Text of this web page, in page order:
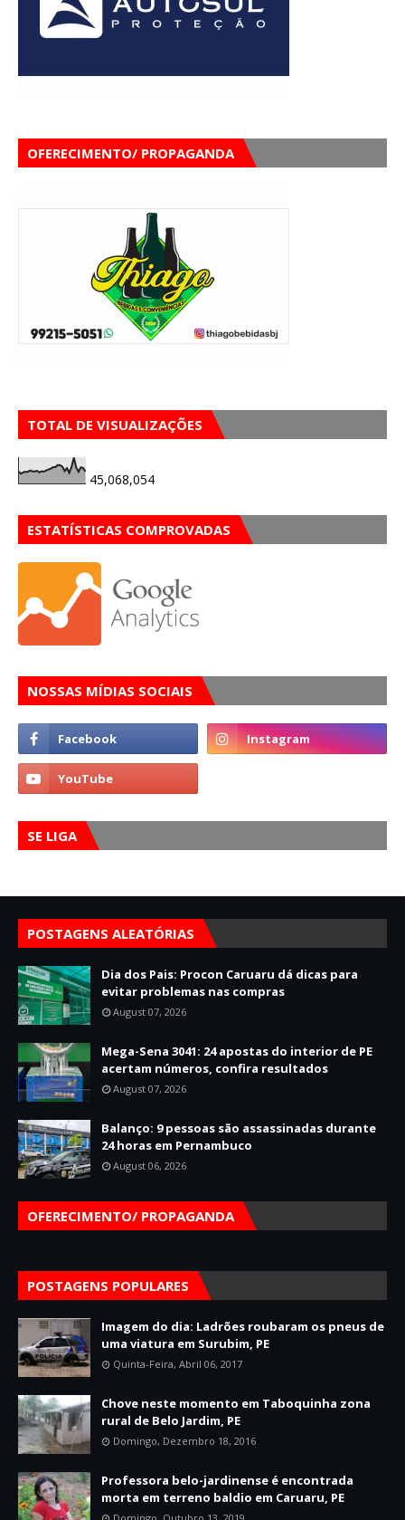
OFERECIMENTO/ PROPAGANDA
TOTAL DE VISUALIZAÇÕES
45,068,054
ESTATÍSTICAS COMPROVADAS
NOSSAS MÍDIAS SOCIAIS
SE LIGA
POSTAGENS ALEATÓRIAS
Dia dos Pais: Procon Caruaru dá dicas para
evitar problemas nas compras
August 07, 2026
Mega-Sena 3041: 24 apostas do interior de PE
acertam números, confira resultados
August 07, 2026
Balanço: 9 pessoas são assassinadas durante
24 horas em Pernambuco
August 06, 2026
OFERECIMENTO/ PROPAGANDA
POSTAGENS POPULARES
Imagem do dia: Ladrões roubaram os pneus de
uma viatura em Surubim, PE
Quinta-Feira, Abril 06, 2017
Chove neste momento em Taboquinha zona
rural de Belo Jardim, PE
Domingo, Dezembro 18, 2016
Professora belo-jardinense é encontrada
morta em terreno baldio em Caruaru, PE